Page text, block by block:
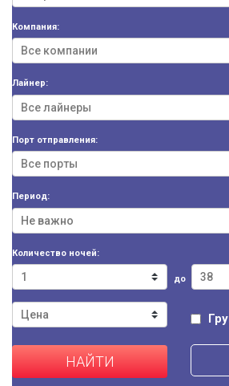
Компания:
Лайнер:
Порт отправления:
Период:
Количество ночей:
до
НАЙТИ